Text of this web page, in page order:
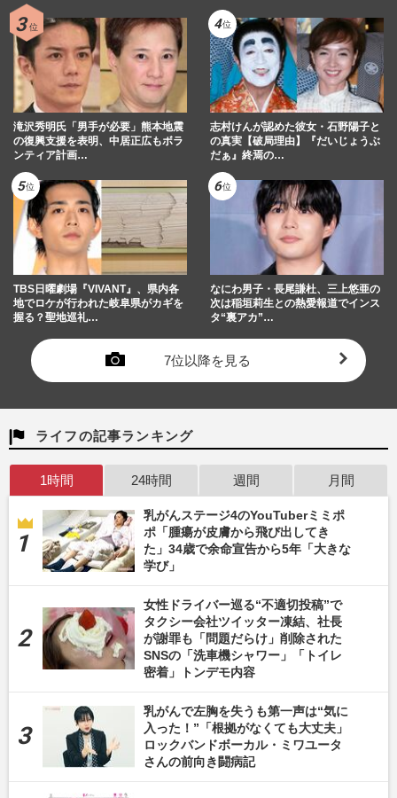
滝沢秀明氏「男手が必要」熊本地震
の復興支援を表明、中居正広もボラ
ンティア計画…
志村けんが認めた彼女・石野陽子と
の真実【破局理由】『だいじょうぶ
だぁ』終焉の…
TBS日曜劇場『VIVANT』、県内各
地でロケが行われた岐阜県がカギを
握る？聖地巡礼…
なにわ男子・長尾謙杜、三上悠亜の
次は稲垣莉生との熱愛報道でインス
タ“裏アカ”…
7位以降を見る
ライフの記事ランキング
1時間 24時間 週間 月間
乳がんステージ4のYouTuberミミポ
ポ「腫瘍が皮膚から飛び出してき
た」34歳で余命宣告から5年「大きな
学び」
女性ドライバー巡る“不適切投稿”で
タクシー会社ツイッター凍結、社長
が謝罪も「問題だらけ」削除された
SNSの「洗車機シャワー」「トイレ
密着」トンデモ内容
乳がんで左胸を失うも第一声は“気に
入った！”「根拠がなくても大丈夫」
ロックバンドボーカル・ミワユータ
さんの前向き闘病記